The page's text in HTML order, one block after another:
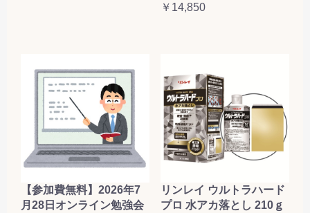
￥14,850
【参加費無料】2026年7
月28日オンライン勉強会
リンレイ ウルトラハード
プロ 水アカ落とし 210ｇ